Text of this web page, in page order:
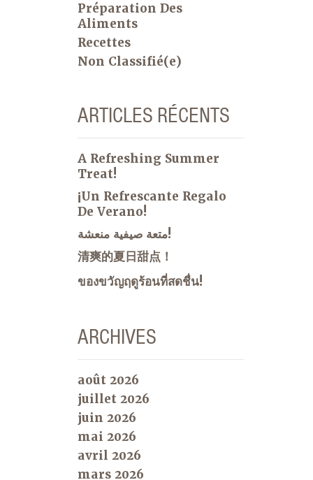
Préparation Des
Aliments
Recettes
Non Classifié(e)
ARTICLES RÉCENTS
A Refreshing Summer
Treat!
¡Un Refrescante Regalo
De Verano!
متعة صيفية منعشة!
清爽的夏日甜点！
ของขวัญฤดูร้อนที่สดชื่น!
ARCHIVES
août 2026
juillet 2026
juin 2026
mai 2026
avril 2026
mars 2026